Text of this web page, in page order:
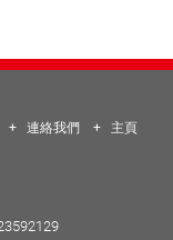
連絡我們 主頁